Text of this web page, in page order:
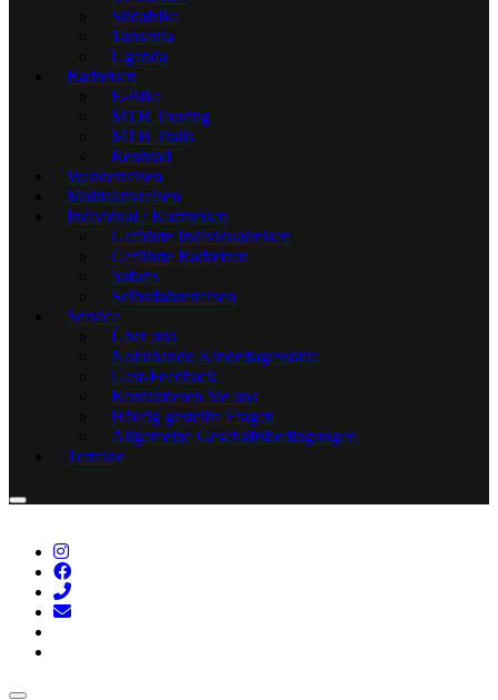
Südafrika
Tansania
Uganda
Radreisen
E-Bike
MTB Touring
MTB Trails
Rennrad
Wanderreisen
Multiaktivreisen
Individual / Kurzreisen
Geführte Individualreisen
Geführte Radreisen
Safaris
Selbstfahrerreisen
Service
Über uns
Noluthando Kindertagesstätte
Gast-Feedback
Kontaktieren Sie uns
Häufig gestellte Fragen
Allgemeine Geschäftsbedingungen
Termine